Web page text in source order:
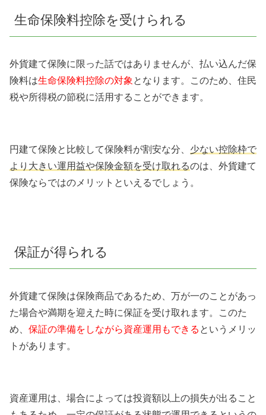
生命保険料控除を受けられる
外貨建て保険に限った話ではありませんが、払い込んだ保
険料は生命保険料控除の対象 となります。このため、住民
税や所得税の節税に活用することができます。
円建て保険と比較して保険料が割安な分、 少ない控除枠で
より大きい運用益や保険金額を受け取れるのは、外貨建て
保険ならではのメリットといえるでしょう。
保証が得られる
外貨建て保険は保険商品であるため、万が一のことがあっ
た場合や満期を迎えた時に保証を受け取れます。このた
め、 保証の準備をしながら資産運用もできる というメリッ
トがあります。
資産運用は、場合によっては投資額以上の損失が出ること